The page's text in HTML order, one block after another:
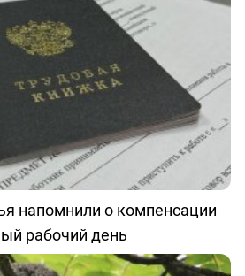
напомнили о компенсации
рабочий день